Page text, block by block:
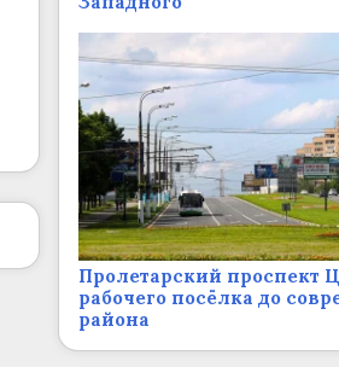
Пролетарский проспект
рабочего посёлка до
района